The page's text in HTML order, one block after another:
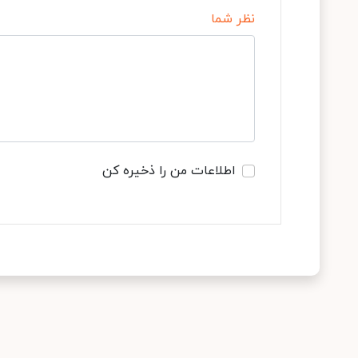
نظر شما
اطلاعات من را ذخیره کن